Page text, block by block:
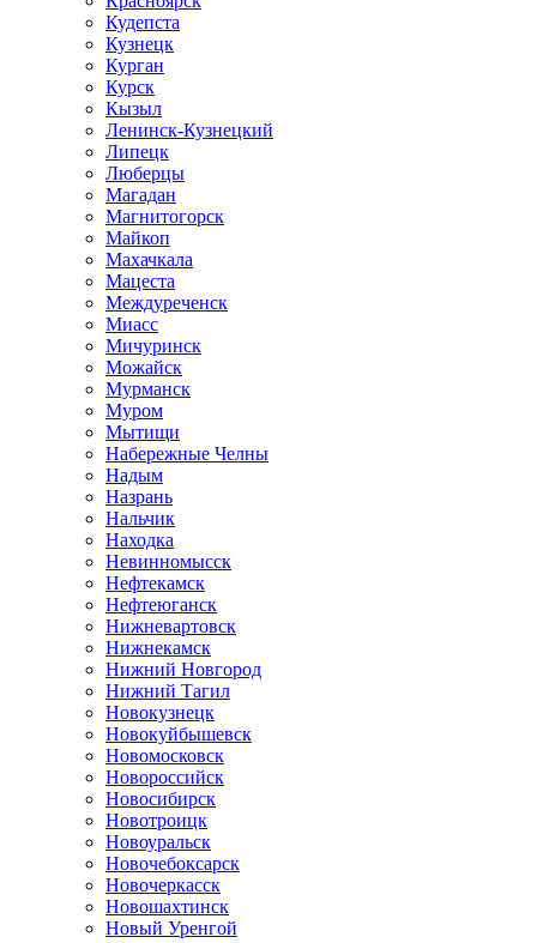
Кудепста
Кузнецк
Курган
Курск
Кызыл
Ленинск-Кузнецкий
Липецк
Люберцы
Магадан
Магнитогорск
Майкоп
Махачкала
Мацеста
Междуреченск
Миасс
Мичуринск
Можайск
Мурманск
Муром
Мытищи
Набережные Челны
Надым
Назрань
Нальчик
Находка
Невинномысск
Нефтекамск
Нефтеюганск
Нижневартовск
Нижнекамск
Нижний Новгород
Нижний Тагил
Новокузнецк
Новокуйбышевск
Новомосковск
Новороссийск
Новосибирск
Новотроицк
Новоуральск
Новочебоксарск
Новочеркасск
Новошахтинск
Новый Уренгой